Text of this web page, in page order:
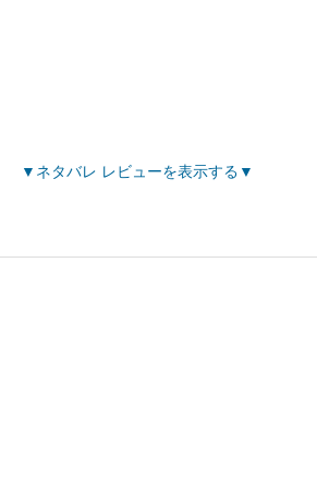
ネタバレ レビューを表示する